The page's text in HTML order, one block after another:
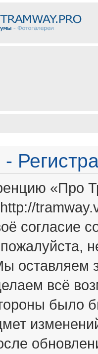
«Про
оставляем
всё
было